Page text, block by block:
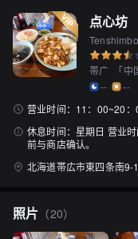
点心坊
帯广 「中
--
--
营业时间： 11：00~20：
休息时间： 星期日 营业
前与商店确认。
北海道帯広市東四条南9-
照片 （20）